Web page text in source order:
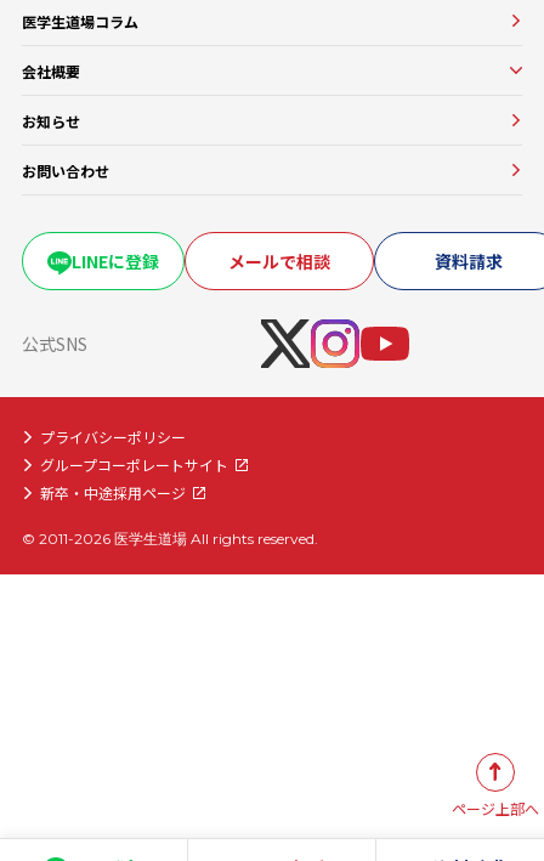
ページ上部へ
医学部基礎医学・生物学対策コース
医学部CBT対策コース
医学部OSCE対策コース
卒業試験・医帰国家試験対策コース
海外医学部コース
医学部入学前生物学準備コース
医学部入学前物理学準備コース
よくある質問
講師・教務紹介
教務一覧
医学生道場コラム
会社概要
会社概要
お知らせ
お問い合わせ
LINEに登録 メールで相談 資料請求
公式SNS
プライバシーポリシー
グループコーポレートサイト
新卒・中途採用ページ
© 2011-2026 医学生道場 All rights reserved.